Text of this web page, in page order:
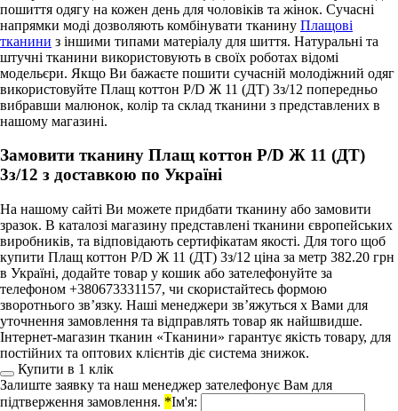
пошиття одягу на кожен день для чоловіків та жінок. Сучасні
напрямки моді дозволяють комбінувати тканину Плащові
тканини з іншими типами матеріалу для шиття. Натуральні та
штучні тканини використовують в своїх роботах відомі
модельєри. Якщо Ви бажаєте пошити сучасній молодіжний одяг
використовуйте Плащ коттон P/D Ж 11 (ДТ) 3з/12 попередньо
вибравши малюнок, колір та склад тканини з представлених в
нашому магазині.
Замовити тканину Плащ коттон P/D Ж 11 (ДТ)
3з/12 з доставкою по Україні
На нашому сайті Ви можете придбати тканину або замовити
зразок. В каталозі магазину представлені тканини європейських
виробників, та відповідають сертифікатам якості. Для того щоб
купити Плащ коттон P/D Ж 11 (ДТ) 3з/12 ціна за метр 382.20 грн
в Україні, додайте товар у кошик або зателефонуйте за
телефоном +380673331157, чи скористайтесь формою
зворотнього зв’язку. Наші менеджери зв’яжуться х Вами для
уточнення замовлення та відправлять товар як найшвидше.
Інтернет-магазин тканин «Тканини» гарантує якість товару, для
постійних та оптових клієнтів діє система знижок.
Купити в 1 клiк
Залиште заявку та наш менеджер зателефонує Вам для
підтверження замовлення. *Ім'я: